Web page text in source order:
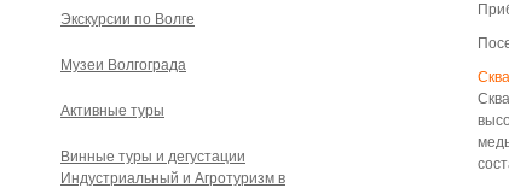
Экскурсии по Волге
Музеи Волгограда
Активные туры
Винные туры и дегустации
Индустриальный и Агротуризм в